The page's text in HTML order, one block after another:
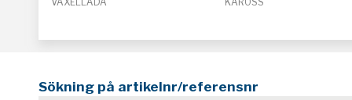
Sökning på artikelnr/referensnr